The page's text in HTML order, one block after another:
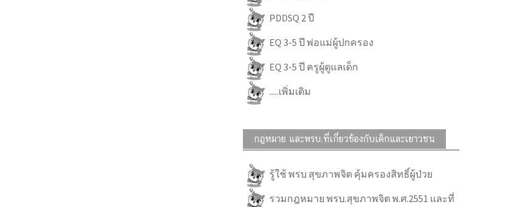
PDDSQ 2 ปี
EQ 3-5 ปี พ่อแม่ผู้ปกครอง
EQ 3-5 ปี ครูผู้ดูแลเด็ก
.....เพิ่มเติม
กฎหมาย และพรบ.ที่เกี่ยวข้องกับเด็กและเยาวชน
รู้ใช้ พรบ สุขภาพจิต คุ้มครองสิทธิ์ผู้ป่วย
รวมกฎหมาย พรบ.สุขภาพจิต พ.ศ.2551 และที่